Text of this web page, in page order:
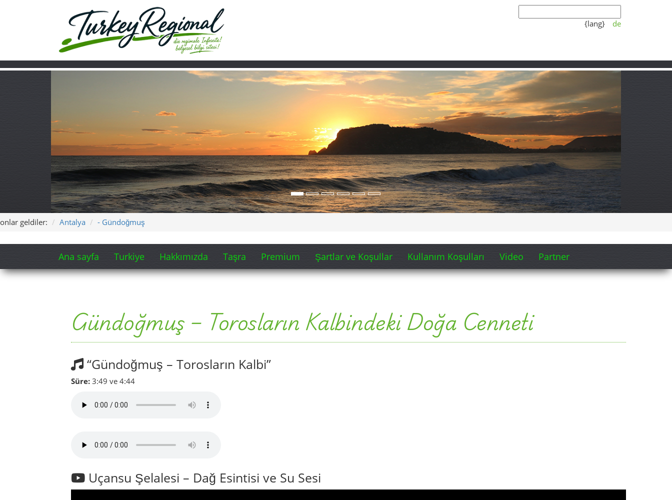
{lang} de
onlar geldiler: Antalya - Gündoğmuş
Ana sayfa Turkiye Hakkımızda Taşra Premium Şartlar ve Koşullar Kullanım Koşulları Video Partner
Gündoğmuş – Torosların Kalbindeki Doğa Cenneti
“Gündoğmuş – Torosların Kalbi”
Süre: 3:49 ve 4:44
Uçansu Şelalesi – Dağ Esintisi ve Su Sesi